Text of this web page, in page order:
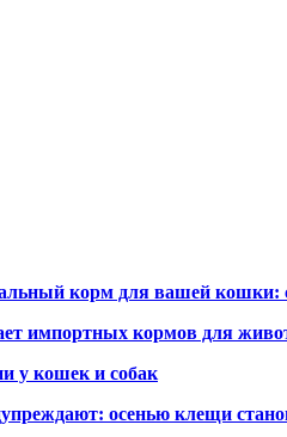
корм для вашей кошки:
импортных кормов для
у кошек и собак
осенью клещи